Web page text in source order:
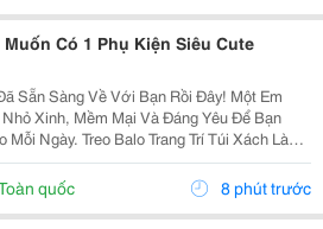
Muốn Có 1 Phụ Kiện Siêu Cute
Sàng Về Với Bạn Rồi Đây! Một Em
Xinh, Mềm Mại Và Đáng Yêu Để Bạn
Trang Trí Túi Xách Làm
Người Bạn Yêu Quý
Không Cần Quá Nhiều Phụ
Em Gấu...
quốc 8 phút trước